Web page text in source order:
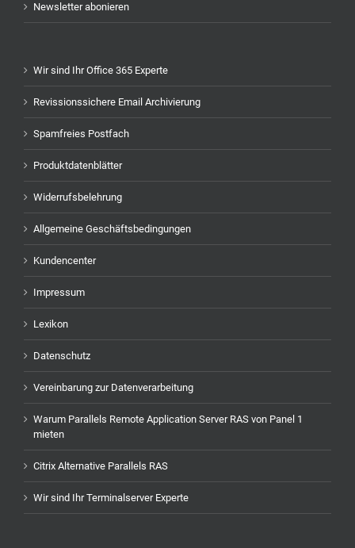
Newsletter abonieren
Wir sind Ihr Office 365 Experte
Revissionssichere Email Archivierung
Spamfreies Postfach
Produktdatenblätter
Widerrufsbelehrung
Allgemeine Geschäftsbedingungen
Kundencenter
Impressum
Lexikon
Datenschutz
Vereinbarung zur Datenverarbeitung
Warum Parallels Remote Application Server RAS von Panel 1
mieten
Citrix Alternative Parallels RAS
Wir sind Ihr Terminalserver Experte